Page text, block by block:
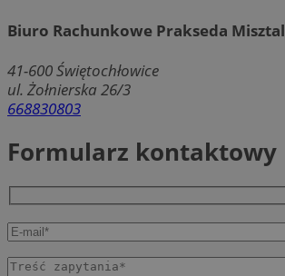
Biuro Rachunkowe Prakseda Misztal
41-600Świętochłowice
ul. Żołnierska 26/3
668830803
Formularz kontaktowy